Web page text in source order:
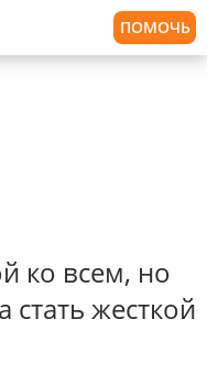
ПОМОЧЬ
ко всем, но
стать жесткой